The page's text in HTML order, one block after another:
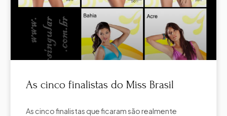
As cinco finalistas do Miss Brasil
As cinco finalistas que ficaram são realmente